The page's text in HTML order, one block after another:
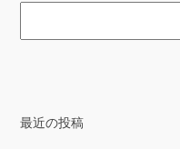
最近の投稿